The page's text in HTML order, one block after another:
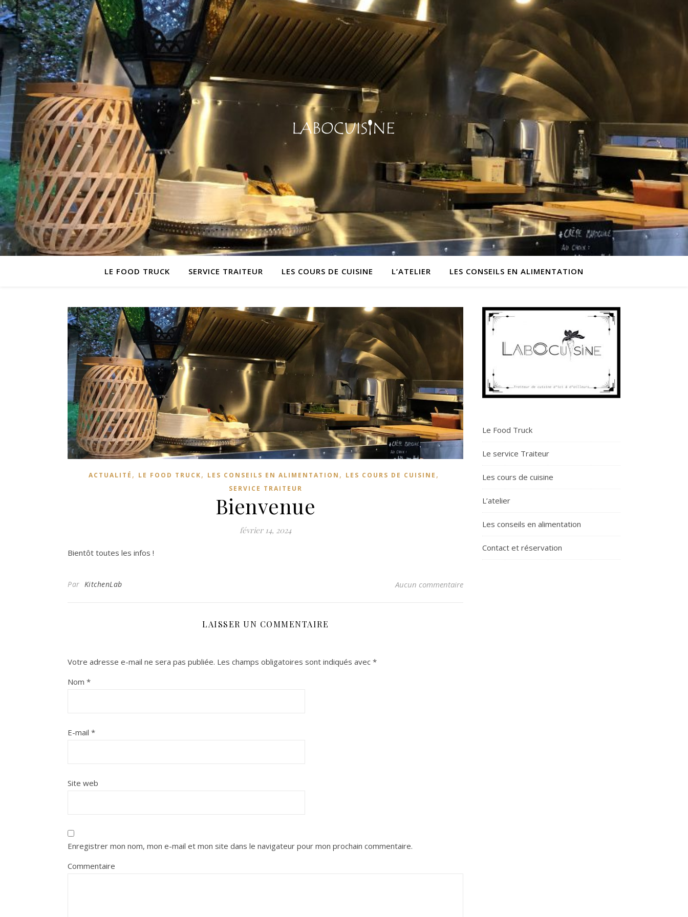
LE FOOD TRUCK SERVICE TRAITEUR LES COURS DE CUISINE L’ATELIER LES CONSEILS EN ALIMENTATION
ACTUALITÉ , LE FOOD TRUCK, LES CONSEILS EN ALIMENTATION , LES COURS DE CUISINE ,
SERVICE TRAITEUR
Bienvenue
février 14, 2024
Bientôt toutes les infos !
Par KitchenLab Aucun commentaire
LAISSER UN COMMENTAIRE
Votre adresse e-mail ne sera pas publiée. Les champs obligatoires sont indiqués avec *
Nom *
E-mail *
Site web
Enregistrer mon nom, mon e-mail et mon site dans le navigateur pour mon prochain commentaire.
Commentaire
Le Food Truck
Le service Traiteur
Les cours de cuisine
L’atelier
Les conseils en alimentation
Contact et réservation